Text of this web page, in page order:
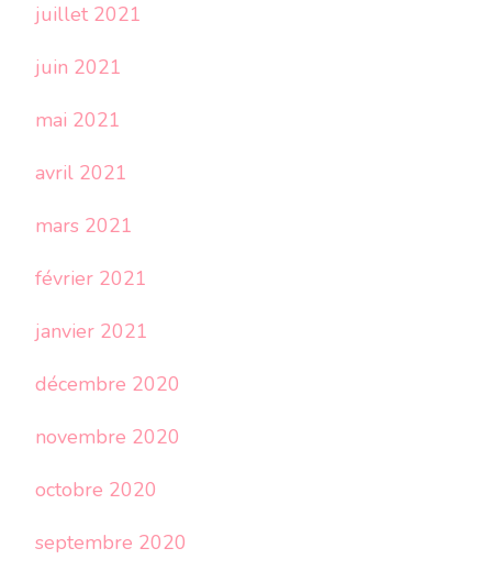
juillet 2021
juin 2021
mai 2021
avril 2021
mars 2021
février 2021
janvier 2021
décembre 2020
novembre 2020
octobre 2020
septembre 2020